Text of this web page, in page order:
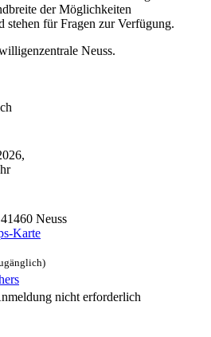
der Möglichkeiten
stehen für Fragen zur Verfügung.
Neuss.
Neuss
Karte
nicht erforderlich